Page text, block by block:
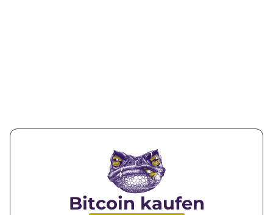
Bitcoin kaufen